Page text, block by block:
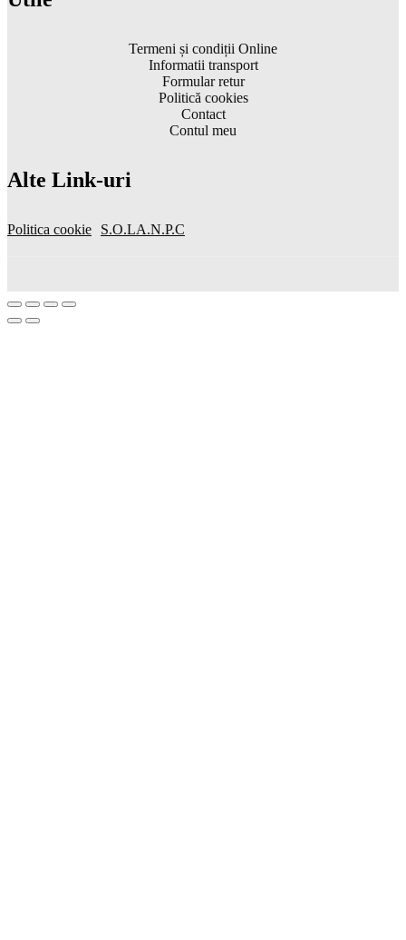
Termeni și condiții Online
Informatii transport
Formular retur
Politică cookies
Contact
Contul meu
Alte Link-uri
Politica cookie S.O.LA.N.P.C